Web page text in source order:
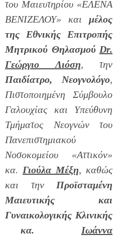
του Μαιευτηρίου «ΕΛΕΝΑ
ΒΕΝΙΖΕΛΟΥ» και μέλος
της Εθνικής Επιτροπής
Μητρικού Θηλασμού Dr.
Γεώργιο Λιόση, την
Παιδίατρο, Νεογνολόγο,
Πιστοποιημένη Σύμβουλο
Γαλουχίας και Υπεύθυνη
Τμήματος Νεογνών του
Πανεπιστημιακού
Νοσοκομείου «Αττικόν»
κα. Γιούλα Μέξη, καθώς
και την Προϊσταμένη
Μαιευτικής και
Γυναικολογικής Κλινικής
κα.
Ιωάννα